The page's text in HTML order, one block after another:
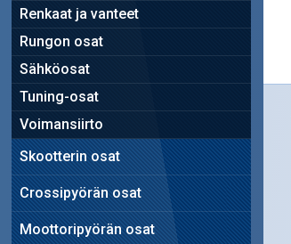
Renkaat ja vanteet
Rungon osat
Sähköosat
Tuning-osat
Voimansiirto
Skootterin osat
Crossipyörän osat
Moottoripyörän osat